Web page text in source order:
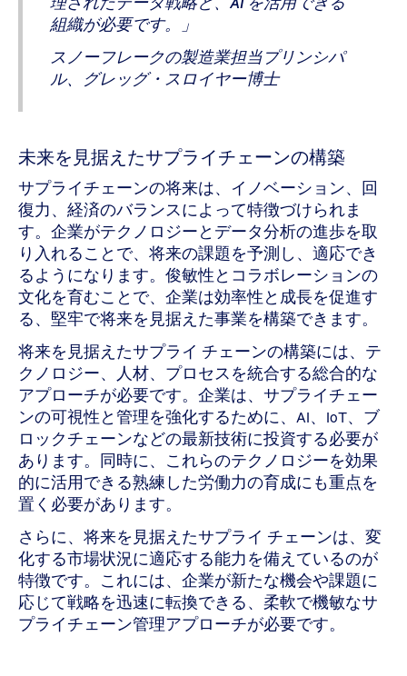
組織が必要です。」
スノーフレークの製造業担当プリンシパ
ル、グレッグ・スロイヤー博士
未来を見据えたサプライチェーンの構築
サプライチェーンの将来は、イノベーション、回
復力、経済のバランスによって特徴づけられま
す。企業がテクノロジーとデータ分析の進歩を取
り入れることで、将来の課題を予測し、適応でき
るようになります。俊敏性とコラボレーションの
文化を育むことで、企業は効率性と成長を促進す
る、堅牢で将来を見据えた事業を構築できます。
将来を見据えたサプライ チェーンの構築には、テ
クノロジー、人材、プロセスを統合する総合的な
アプローチが必要です。企業は、サプライチェー
ンの可視性と管理を強化するために、AI、IoT、ブ
ロックチェーンなどの最新技術に投資する必要が
あります。同時に、これらのテクノロジーを効果
的に活用できる熟練した労働力の育成にも重点を
置く必要があります。
さらに、将来を見据えたサプライ チェーンは、変
化する市場状況に適応する能力を備えているのが
特徴です。これには、企業が新たな機会や課題に
応じて戦略を迅速に転換できる、柔軟で機敏なサ
プライチェーン管理アプローチが必要です。